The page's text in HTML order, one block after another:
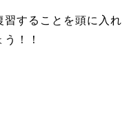
習することを頭に入れ
！！